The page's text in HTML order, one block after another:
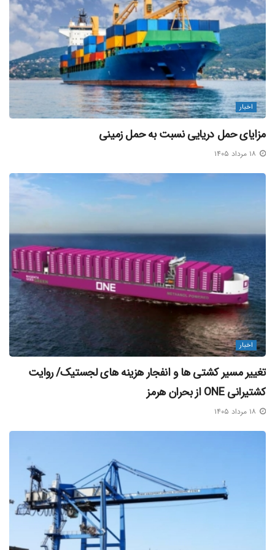
در میان زیرساخت های مورد نیاز، وجود بندر توانمند یک مزیت
غیر قابل انکار است و بسیاری از مناطق آزاد موفق دنیا که عملکرد
وسیعی در شاخص حجم مبادلات تجاری داشته اند، موفقیت خود
را مدیون عملکرد قابل قبول بنادر هستند.
بنادر؛ حلقه گم شده توسعه منطقه آزاد کیش
منطقه آزاد کیش از نظر قرارگیری در مناطق ژئوپلتیک بین المللی،
در شرایط تقریبا استثنایی قرار دارد، اما قطع یقین یکی از مهمترین
دلایل عدم توفیق این منطقه آزاد در مقایسه با مناطق آزاد
کشورهای همسایه، مشکلات مربوط به ایجاد زیرساخت است.
مربوط به فقدان گمرک و حتی فرودگاه کاستی هایی هستند که
عملا منطقه آزاد کیش را در بهره مندی از این ظرفیت عظیم
اقتصادی در عرصه بین المللی دچار محدودیت هایی کرده است.
به دلیل محصور بودن کیش در بین آب های خلیج فارس، بنادری
همچون «چارک» و «آفتاب» می تواند محرکی در توسعه و افزایش
تراز اقتصادی در این منطقه باشد؛ اما متاسفانه زیرساخت های
نامناسب در این بنادر از قبیل فقدان گمرک و حتی فرودگاه کاستی
هایی هستند که عملا منطقه آزاد کیش را در بهره مندی از این
ظرفیت عظیم اقتصادی در عرصه بین المللی دچار محدودیت
هایی کرده است.
بی توجهی دولت های گذشته در ایجاد زیرساخت در بنادر، کارایی
این مناطق به اندازه ای تنزل یافت که لاینرها ترجیح دادند که بار
ایران را به جای هرمزگان در امارات تخلیه و بارگیری کنند؛ تردد هر
کانتینر بین بندر هرمزگان و دوبی ۵٠٠ دلار هزینه اضافی برای ایران
اخبار
مزایای حمل دریایی نسبت به حمل زمینی
اخبار
تغییر مسیر کشتی‌ ها و انفجار هزینه‌ های لجستیک/ روایت
کشتیرانی ONE از بحران هرمز